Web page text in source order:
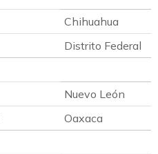
Chihuahua
Distrito Federal
Nuevo León
Oaxaca